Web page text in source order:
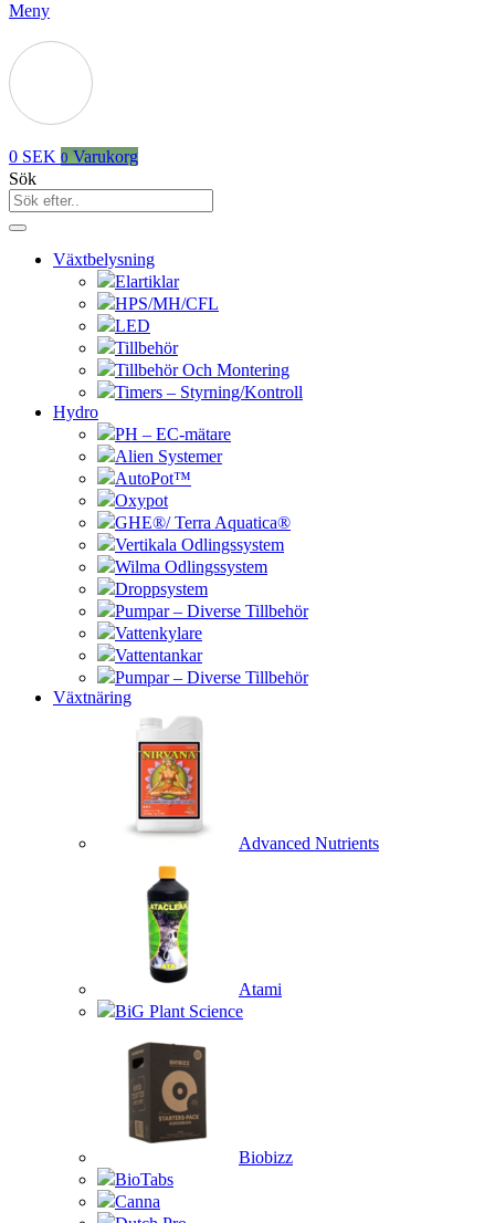
Meny
0 SEK 0 Varukorg
Sök
Växtbelysning
Elartiklar
HPS/MH/CFL
LED
Tillbehör
Tillbehör Och Montering
Timers – Styrning/Kontroll
Hydro
PH – EC-mätare
Alien Systemer
AutoPot™
Oxypot
GHE®/ Terra Aquatica®
Vertikala Odlingssystem
Wilma Odlingssystem
Droppsystem
Pumpar – Diverse Tillbehör
Vattenkylare
Vattentankar
Pumpar – Diverse Tillbehör
Växtnäring
Advanced Nutrients
Atami
BiG Plant Science
Biobizz
BioTabs
Canna